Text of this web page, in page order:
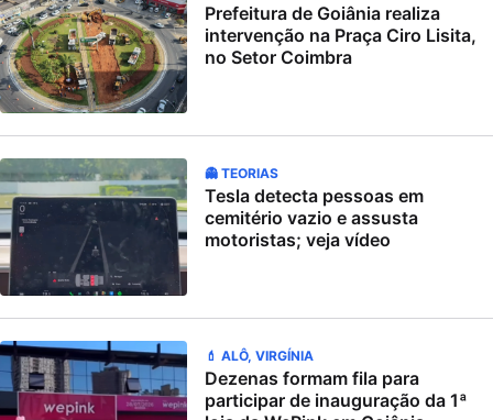
Prefeitura de Goiânia realiza
intervenção na Praça Ciro Lisita,
no Setor Coimbra
👻 TEORIAS
Tesla detecta pessoas em
cemitério vazio e assusta
motoristas; veja vídeo
💄 ALÔ, VIRGÍNIA
Dezenas formam fila para
participar de inauguração da 1ª